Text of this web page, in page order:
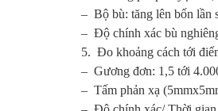
– Bộ bù: tăng lên bốn lần
– Độ chính xác bù
5. Đo khoảng cách tới
– Gương đơn: 1,5 tới
– Tấm phản xạ